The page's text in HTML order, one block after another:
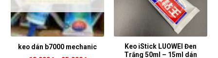
keo dán b7000 mechanic
Keo iStick LUOWEI Đen
Trắng 50ml – 15ml dán